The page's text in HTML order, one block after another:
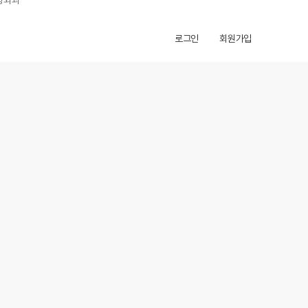
로그인 회원가입